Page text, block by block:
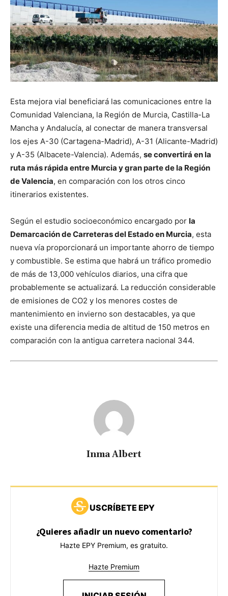
Esta mejora vial beneficiará las comunicaciones entre la
Comunidad Valenciana, la Región de Murcia, Castilla-La
Mancha y Andalucía, al conectar de manera transversal
los ejes A-30 (Cartagena-Madrid), A-31 (Alicante-Madrid)
y A-35 (Albacete-Valencia). Además, se convertirá en la
ruta más rápida entre Murcia y gran parte de la Región
de Valencia, en comparación con los otros cinco
itinerarios existentes.
Según el estudio socioeconómico encargado por la
Demarcación de Carreteras del Estado en Murcia, esta
nueva vía proporcionará un importante ahorro de tiempo
y combustible. Se estima que habrá un tráfico promedio
de más de 13,000 vehículos diarios, una cifra que
probablemente se actualizará. La reducción considerable
de emisiones de CO2 y los menores costes de
mantenimiento en invierno son destacables, ya que
existe una diferencia media de altitud de 150 metros en
comparación con la antigua carretera nacional 344.
Inma Albert
USCRÍBETE EPY
¿Quieres añadir un nuevo comentario?
Hazte EPY Premium, es gratuito.
Hazte Premium